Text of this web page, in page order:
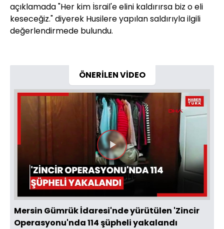
açıklamada "Her kim İsrail'e elini kaldırırsa biz o eli
keseceğiz." diyerek Husilere yapılan saldırıyla ilgili
değerlendirmede bulundu.
ÖNERİLEN VİDEO
Videoyu
Oynat
Mersin Gümrük İdaresi'nde yürütülen 'Zincir
Operasyonu'nda 114 şüpheli yakalandı